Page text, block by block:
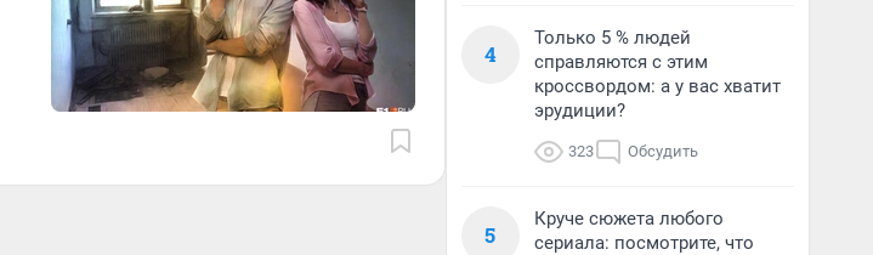
4
Только 5 % людей
справляются с этим
кроссвордом: а у вас хватит
эрудиции?
323 Обсудить
5
Круче сюжета любого
сериала: посмотрите, что